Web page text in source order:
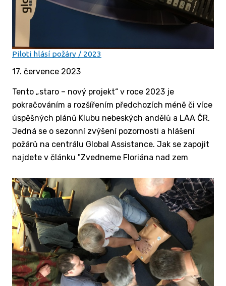
Piloti hlásí požáry / 2023
17. července 2023
Tento „staro – nový projekt“ v roce 2023 je
pokračováním a rozšířením předchozích méně či více
úspěšných plánů Klubu nebeských andělů a LAA ČR.
Jedná se o sezonní zvýšení pozornosti a hlášení
požárů na centrálu Global Assistance. Jak se zapojit
najdete v článku "Zvedneme Floriána nad zem